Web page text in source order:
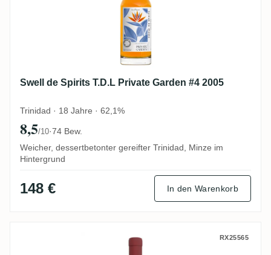
Swell de Spirits T.D.L Private Garden #4 2005
Trinidad · 18 Jahre · 62,1%
8,5/10·74 Bew.
Weicher, dessertbetonter gereifter Trinidad, Minze im
Hintergrund
148 € In den Warenkorb
Spirit Gallery T.D.L HEAVY 2009 RX25565